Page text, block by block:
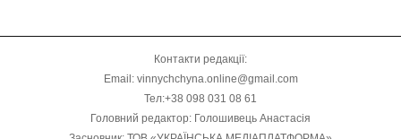
Контакти редакції:
Email: vinnychchyna.online@gmail.com
Тел:+38 098 031 08 61
Головний редактор: Голошивець Анастасія